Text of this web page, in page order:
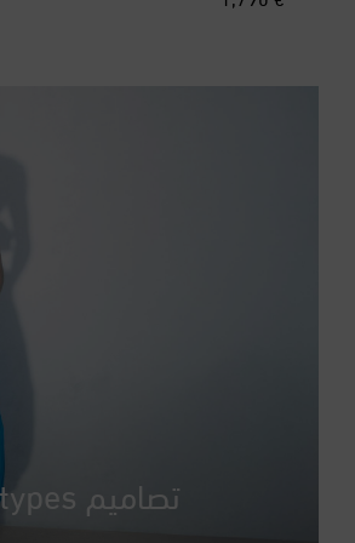
تصاميم Archetypes الحصريّة من Alaïa